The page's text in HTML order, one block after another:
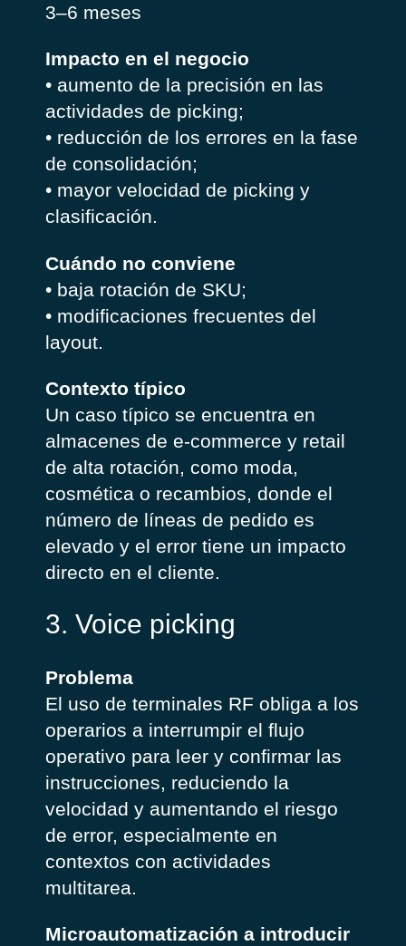
3–6 meses
Impacto en el negocio
• aumento de la precisión en las
actividades de picking;
• reducción de los errores en la fase
de consolidación;
• mayor velocidad de picking y
clasificación.
Cuándo no conviene
• baja rotación de SKU;
• modificaciones frecuentes del
layout.
Contexto típico
Un caso típico se encuentra en
almacenes de e-commerce y retail
de alta rotación, como moda,
cosmética o recambios, donde el
número de líneas de pedido es
elevado y el error tiene un impacto
directo en el cliente.
3. Voice picking
Problema
El uso de terminales RF obliga a los
operarios a interrumpir el flujo
operativo para leer y confirmar las
instrucciones, reduciendo la
velocidad y aumentando el riesgo
de error, especialmente en
contextos con actividades
multitarea.
Microautomatización a introducir